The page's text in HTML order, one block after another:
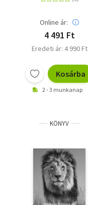
Online ár:
4 491 Ft
Eredeti ár: 4 990 Ft
Kosárba
2 - 3 munkanap
KÖNYV